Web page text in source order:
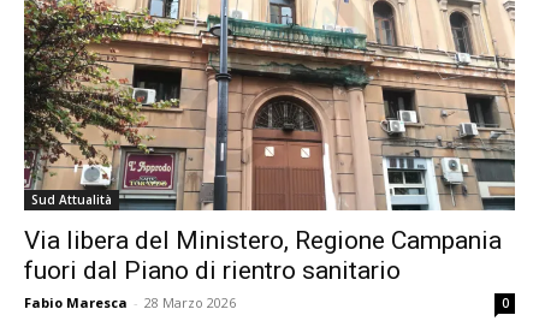
Sud Attualità
Via libera del Ministero, Regione Campania
fuori dal Piano di rientro sanitario
Fabio Maresca - 28 Marzo 2026 0